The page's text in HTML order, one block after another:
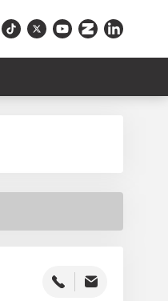
TikTokPlatform X
YouTubeZoneramaLinkedIn